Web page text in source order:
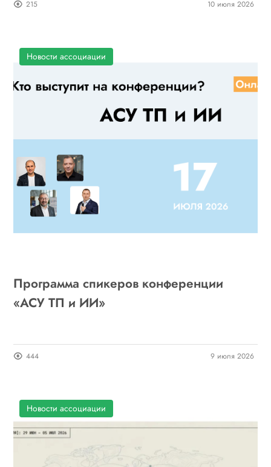
215 10 июля 2026
Новости ассоциации
Программа спикеров конференции
«АСУ ТП и ИИ»
444 9 июля 2026
Новости ассоциации